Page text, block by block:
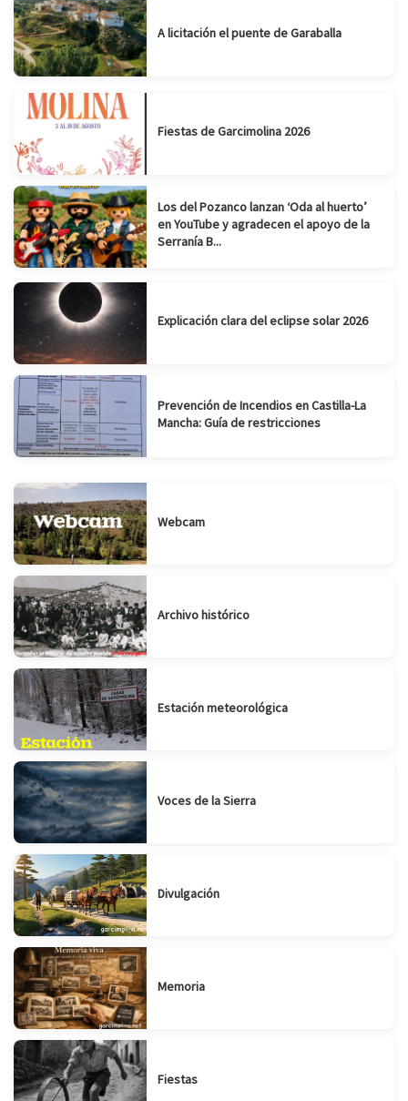
A licitación el puente de Garaballa
Fiestas de Garcimolina 2026
Los del Pozanco lanzan ‘Oda al huerto’
en YouTube y agradecen el apoyo de la
Serranía B...
Explicación clara del eclipse solar 2026
Prevención de Incendios en Castilla-La
Mancha: Guía de restricciones
Webcam
Archivo histórico
Estación meteorológica
Voces de la Sierra
Divulgación
Memoria
Fiestas